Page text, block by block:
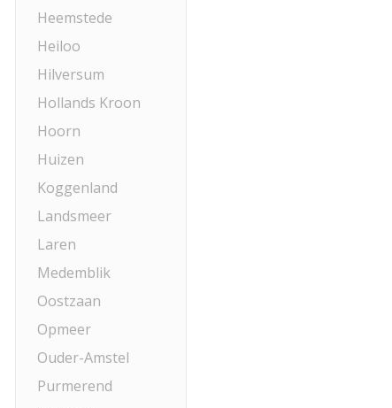
Heemstede
Heiloo
Hilversum
Hollands Kroon
Hoorn
Huizen
Koggenland
Landsmeer
Laren
Medemblik
Oostzaan
Opmeer
Ouder-Amstel
Purmerend